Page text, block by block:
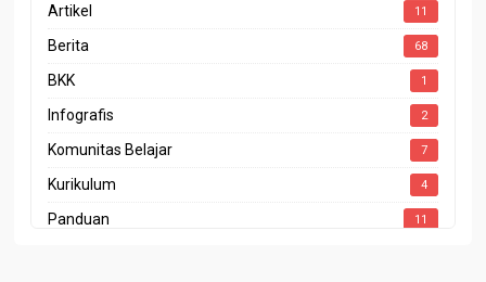
Artikel 11
Berita 68
BKK 1
Infografis 2
Komunitas Belajar 7
Kurikulum 4
Panduan 11